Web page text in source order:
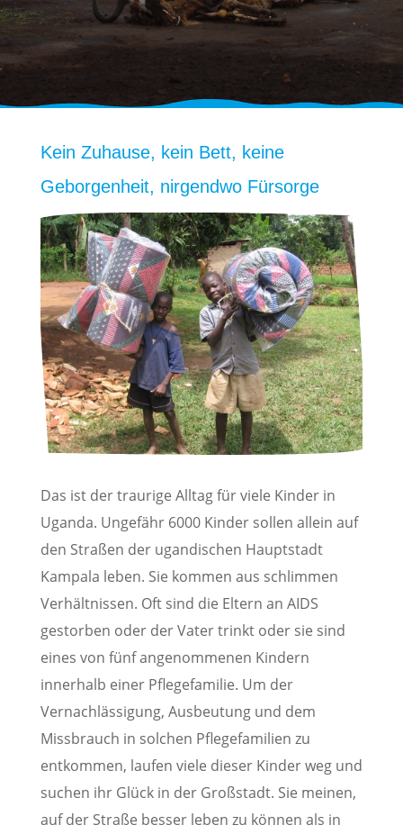
Kein Zuhause, kein Bett, keine
Geborgenheit, nirgendwo Fürsorge
Das ist der traurige Alltag für viele Kinder in
Uganda. Ungefähr 6000 Kinder sollen allein auf
den Straßen der ugandischen Hauptstadt
Kampala leben. Sie kommen aus schlimmen
Verhältnissen. Oft sind die Eltern an AIDS
gestorben oder der Vater trinkt oder sie sind
eines von fünf angenommenen Kindern
innerhalb einer Pflegefamilie. Um der
Vernachlässigung, Ausbeutung und dem
Missbrauch in solchen Pflegefamilien zu
entkommen, laufen viele dieser Kinder weg und
suchen ihr Glück in der Großstadt. Sie meinen,
auf der Straße besser leben zu können als in